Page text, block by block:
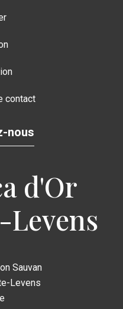
contact
nous
d'Or
Sauvan
Levens